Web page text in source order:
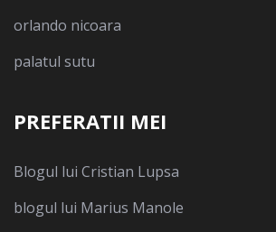
orlando nicoara
palatul sutu
PREFERATII MEI
Blogul lui Cristian Lupsa
blogul lui Marius Manole